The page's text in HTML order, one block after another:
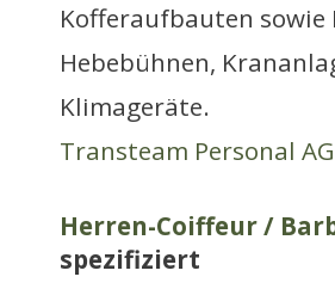
Kofferaufbauten
Hebebühnen,
Klimageräte.
Transteam Personal
Herren-Coiffeur /
spezifiziert